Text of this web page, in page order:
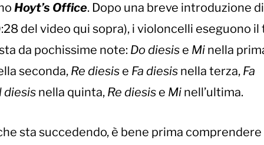
Hoyt’s Office. Dopo una breve introduzione di
del video qui sopra), i violoncelli eseguono il
da pochissime note: Do diesis e Mi nella
seconda, Re diesis e Fa diesis nella terza, Fa
diesis nella quinta, Re diesis e Mi nell’ultima.
sta succedendo, è bene prima comprendere